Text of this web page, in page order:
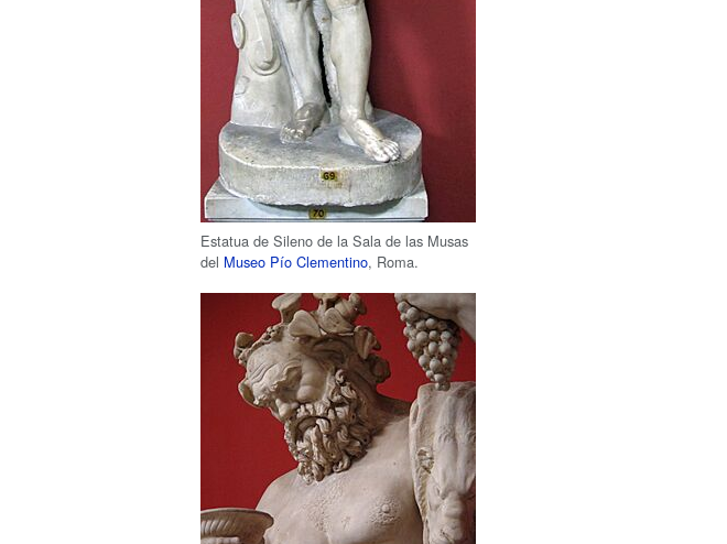
Estatua de Sileno de la Sala de las Musas
del Museo Pío Clementino, Roma.